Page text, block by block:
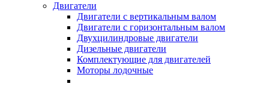
Двигатели
Двигатели с вертикальным валом
Двигатели с горизонтальным валом
Двухцилиндровые двигатели
Дизельные двигатели
Комплектующие для двигателей
Моторы лодочные